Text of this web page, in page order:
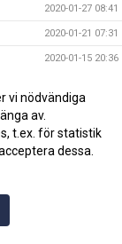
2020-01-27 08:41
2020-01-21 07:31
2020-01-15 20:36
2020-01-14 11:17
2019-12-20 07:42
2019-12-18 08:54
vi nödvändiga
av.
t.ex. för statistik
dessa.